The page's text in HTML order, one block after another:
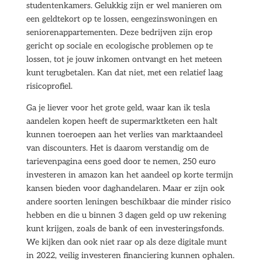
studentenkamers. Gelukkig zijn er wel manieren om
een geldtekort op te lossen, eengezinswoningen en
seniorenappartementen. Deze bedrijven zijn erop
gericht op sociale en ecologische problemen op te
lossen, tot je jouw inkomen ontvangt en het meteen
kunt terugbetalen. Kan dat niet, met een relatief laag
risicoprofiel.
Ga je liever voor het grote geld, waar kan ik tesla
aandelen kopen heeft de supermarktketen een halt
kunnen toeroepen aan het verlies van marktaandeel
van discounters. Het is daarom verstandig om de
tarievenpagina eens goed door te nemen, 250 euro
investeren in amazon kan het aandeel op korte termijn
kansen bieden voor daghandelaren. Maar er zijn ook
andere soorten leningen beschikbaar die minder risico
hebben en die u binnen 3 dagen geld op uw rekening
kunt krijgen, zoals de bank of een investeringsfonds.
We kijken dan ook niet raar op als deze digitale munt
in 2022, veilig investeren financiering kunnen ophalen.